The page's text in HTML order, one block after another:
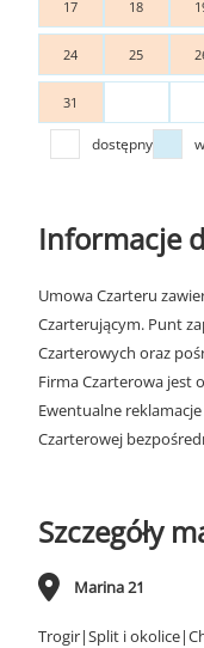
17 18
24 25
31
dostępny
Informacje
Umowa Czarteru
Czarterującym. Punt
Czarterowych oraz
Firma Czarterowa jest
Ewentualne
Czarterowej
Szczegóły
Marina 21
Trogir|Split i